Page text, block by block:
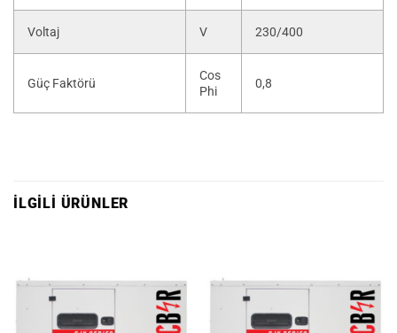
Voltaj V 230/400
Güç Faktörü
Cos
Phi
0,8
İLGILI ÜRÜNLER